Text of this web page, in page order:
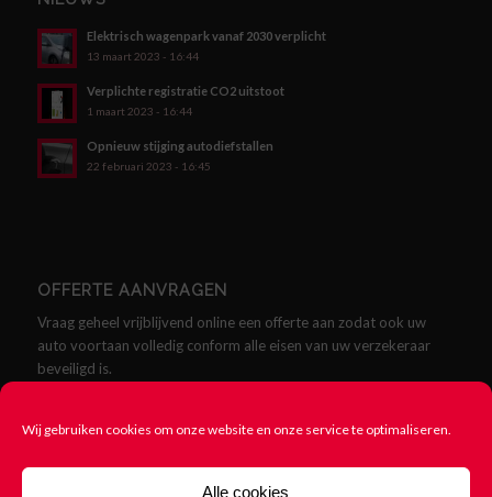
Wij gebruiken cookies om onze website en onze service te optimaliseren.
Alle cookies
Elektrisch wagenpark vanaf 2030 verplicht
13 maart 2023 - 16:44
Verplichte registratie CO2 uitstoot
1 maart 2023 - 16:44
Opnieuw stijging autodiefstallen
22 februari 2023 - 16:45
OFFERTE AANVRAGEN
Vraag geheel vrijblijvend online een offerte aan zodat ook uw
auto voortaan volledig conform alle eisen van uw verzekeraar
beveiligd is.